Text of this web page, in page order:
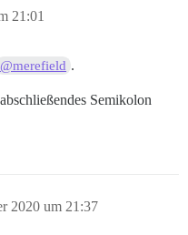
21:01
@merefield .
Semikolon
2020 um 21:37